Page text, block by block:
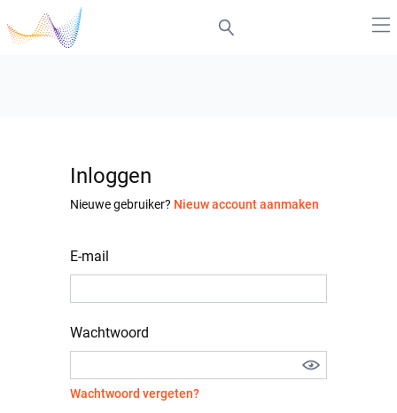
Inloggen
Nieuwe gebruiker? Nieuw account aanmaken
E-mail
Wachtwoord
Wachtwoord vergeten?